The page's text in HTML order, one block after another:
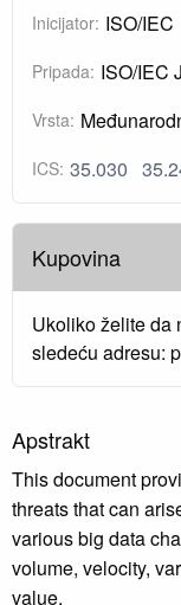
Inicijator: ISO/IEC
Pripada: ISO/IEC
Vrsta:
ICS: 35.030
Kupovina
Ukoliko želite da
sledeću adresu:
Apstrakt
This document
threats that can
various big data
volume, velocity,
value.